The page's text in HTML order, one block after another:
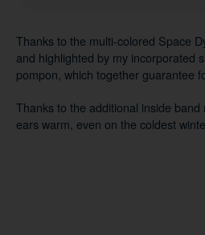
Thanks to the multi-colored Space
and highlighted by my incorporated
pompon, which together guarantee
Thanks to the additional inside
ears warm, even on the coldest